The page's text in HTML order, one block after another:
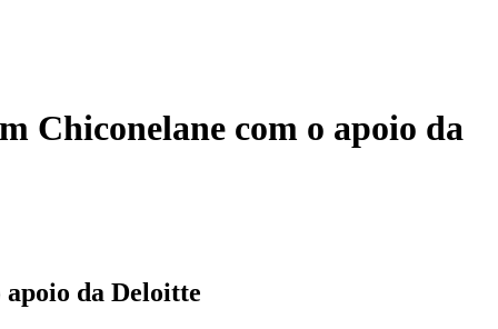
Chiconelane com o apoio da
da Deloitte